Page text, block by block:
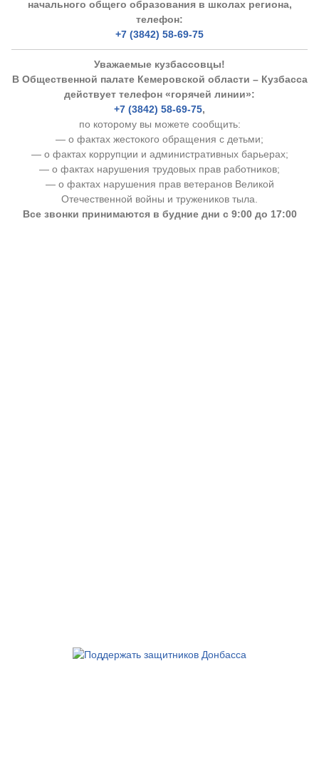
начального общего образования в школах региона,
телефон:
+7 (3842) 58-69-75
Уважаемые кузбассовцы!
В Общественной палате Кемеровской области – Кузбасса
действует телефон «горячей линии»:
+7 (3842) 58-69-75,
по которому вы можете сообщить:
— о фактах жестокого обращения с детьми;
— о фактах коррупции и административных барьерах;
— о фактах нарушения трудовых прав работников;
— о фактах нарушения прав ветеранов Великой
Отечественной войны и тружеников тыла.
Все звонки принимаются в будние дни с 9:00 до 17:00